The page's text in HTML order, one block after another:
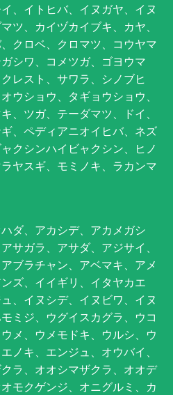
、イトヒバ、イヌガヤ、イヌ
ツ、カイヅカイブキ、カヤ、
クロベ、クロマツ、コウヤマ
シワ、コメツガ、ゴヨウマ
レスト、サワラ、シノブヒ
ウショウ、タギョウショウ、
、ツガ、テーダマツ、ドイ、
、ペディアニオイヒバ、ネズ
クシンハイビャクシン、ヒノ
ヤスギ、モミノキ、ラカンマ
ダ、アカシデ、アカメガシ
サガラ、アサダ、アジサイ、
ブラチャン、アベマキ、アメ
ズ、イイギリ、イタヤカエ
、イヌシデ、イヌビワ、イヌ
ミジ、ウグイスカグラ、ウコ
メ、ウメモドキ、ウルシ、ウ
ノキ、エンジュ、オウバイ、
ラ、オオシマザクラ、オオデ
モクゲンジ、オニグルミ、カ